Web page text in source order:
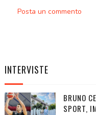
Posta un commento
INTERVISTE
BRUNO
SPORT,